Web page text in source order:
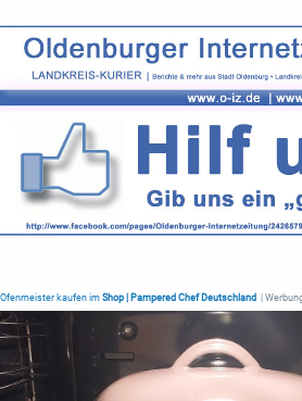
Ofenmeister kaufen im Shop | Pampered Chef Deutschland |